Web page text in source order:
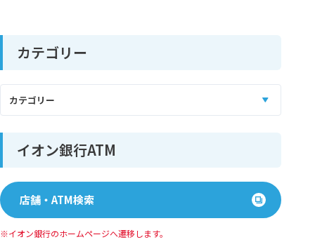
カテゴリー
イオン銀行ATM
店舗・ATM検索
イオン銀行のホームページへ遷移します。